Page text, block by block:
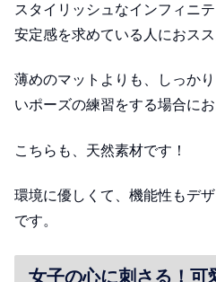
スタイリッシュなインフィニ
安定感を求めている人におスス
薄めのマットよりも、しっか
いポーズの練習をする場合にお
こちらも、天然素材です！
環境に優しくて、機能性もデ
です。
女子の心に刺さる！